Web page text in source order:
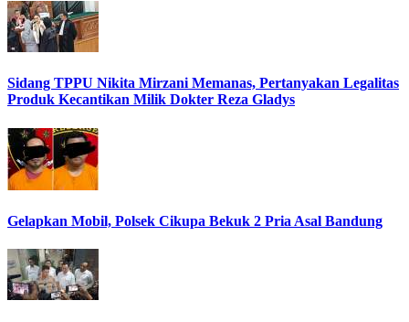
Sidang TPPU Nikita Mirzani Memanas, Pertanyakan Legalitas
Produk Kecantikan Milik Dokter Reza Gladys
Gelapkan Mobil, Polsek Cikupa Bekuk 2 Pria Asal Bandung